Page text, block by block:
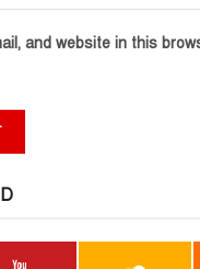
and website in this